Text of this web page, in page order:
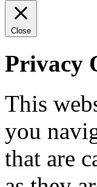
Close
Privacy
This
you
that are